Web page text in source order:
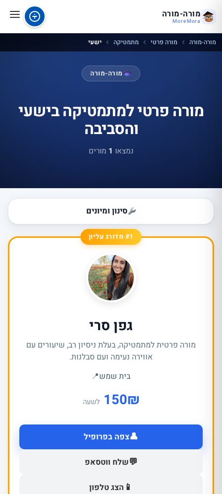
מורה-מורה
MoreMora
מורה-מורה מורה פרטי מתמטיקה ישעי
מורה-מורה
מורה פרטי למתמטיקה בישעי
והסביבה
נמצאו 1 מורים
סינון ומיונים
#1 מדורג עליון
גפן סרי
מורה פרטית למתמטיקה, בעלת ניסיון רב, שיעורים עם
אווירה נעימה ועם סבלנות.
בית שמש📍
₪
150 לשעה
👤צפה בפרופיל
💬שלח ווטסאפ
📱 הצג טלפון